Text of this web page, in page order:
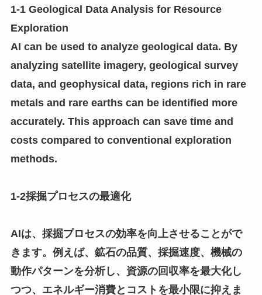
1-1 Geological Data Analysis for Resource
Exploration
AI can be used to analyze geological data. By
analyzing satellite imagery, geological survey
data, and geophysical data, regions rich in rare
metals and rare earths can be identified more
accurately. This approach can save time and
costs compared to conventional exploration
methods.
1-2採掘プロセスの最適化
AIは、採掘プロセスの効率を向上させることがで
きます。例えば、鉱石の品質、採掘速度、機械の
動作パターンを分析し、資源の回収率を最大化し
つつ、エネルギー消費とコストを最小限に抑えま